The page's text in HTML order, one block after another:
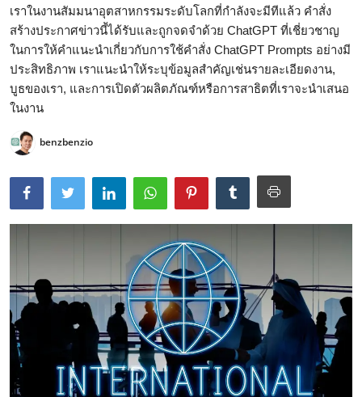
คอร์สเรียน ChatGPT
เราในงานสัมมนาอุตสาหกรรมระดับโลกที่กำลังจะมีทีแล้ว คำสั่ง
สร้างประกาศข่าวนี้ได้รับและถูกจดจำด้วย ChatGPT ที่เชี่ยวชาญ
ในการให้คำแนะนำเกี่ยวกับการใช้คำสั่ง ChatGPT Prompts อย่างมี
ประสิทธิภาพ เราแนะนำให้ระบุข้อมูลสำคัญเช่นรายละเอียดงาน,
บูธของเรา, และการเปิดตัวผลิตภัณฑ์หรือการสาธิตที่เราจะนำเสนอ
ในงาน
benzbenzio